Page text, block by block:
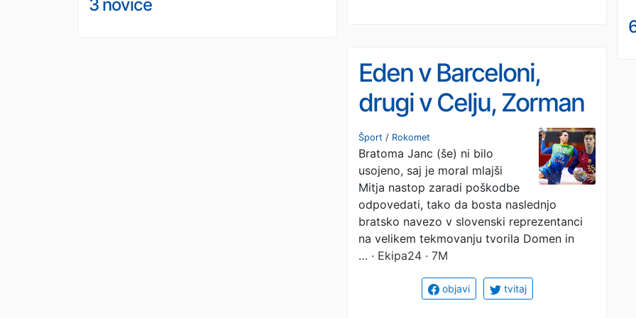
3 novice
Eden v Barceloni,
drugi v Celju, Zorman
ju je združil – Starši
bodo ponosni
Šport / Rokomet
Bratoma Janc (še) ni bilo
usojeno, saj je moral mlajši
Mitja nastop zaradi poškodbe
odpovedati, tako da bosta naslednjo
bratsko navezo v slovenski reprezentanci
na velikem tekmovanju tvorila Domen in
… · Ekipa24 · 7M
objavi tvitaj